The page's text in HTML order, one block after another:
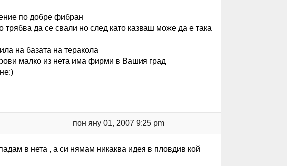
по добре фибран
трябва да се свали но след като казваш може да е така
на базата на теракола
малко из нета има фирми в Вашия град
пон яну 01, 2007 9:25 pm
в нета , а си нямам никаква идея в пловдив кой